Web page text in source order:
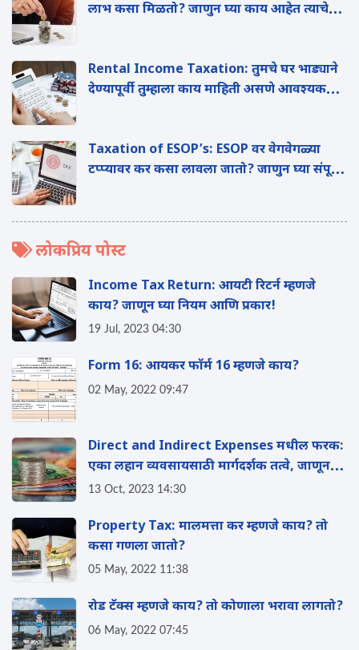
लाभ कसा मिळतो? जाणुन घ्या काय आहेत त्याचे
Rental Income Taxation: तुमचे घर भाड्याने
देण्यापूर्वी तुम्हाला काय माहिती असणे आवश्यक
Taxation of ESOP’s: ESOP वर वेगवेगळ्या
टप्प्यावर कर कसा लावला जातो? जाणुन घ्या संपूर्ण
लोकप्रिय पोस्ट
Income Tax Return: आयटी रिटर्न म्हणजे
काय? जाणून घ्या नियम आणि प्रकार!
19 Jul, 2023 04:30
Form 16: आयकर फॉर्म 16 म्हणजे काय?
02 May, 2022 09:47
Direct and Indirect Expenses मधील फरक:
एका लहान व्यवसायसाठी मार्गदर्शक तत्वे, जाणून
घ्या संपूर्ण माहिती
13 Oct, 2023 14:30
Property Tax: मालमत्ता कर म्हणजे काय? तो
कसा गणला जातो?
05 May, 2022 11:38
रोड टॅक्स म्हणजे काय? तो कोणाला भरावा लागतो?
06 May, 2022 07:45